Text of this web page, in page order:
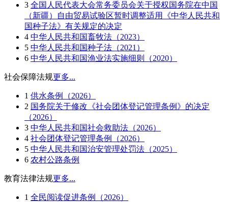
3 全国人民代表大会常务委员会关于授权国务院在中国
（新疆）自由贸易试验区暂时调整适用《中华人民共和
国种子法》有关规定的决定
4 中华人民共和国畜牧法（2023）
5 中华人民共和国种子法（2021）
6 中华人民共和国渔业法实施细则（2020）
社会保障法规更多...
1 供水条例（2026）
2 国务院关于修改《社会团体登记管理条例》的决定
（2026）
3 中华人民共和国社会救助法（2026）
4 社会团体登记管理条例（2026）
5 中华人民共和国治安管理处罚法（2025）
6 农村公路条例
教育法律法规更多...
1 全民阅读促进条例（2026）